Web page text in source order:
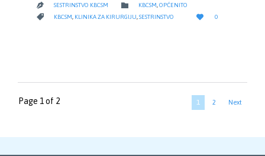
 SESTRINSTVO KBCSM  CATEGORY
KBCSM OPĆENITO
 CATEGORY
KBCSM KLINIKA ZA KIRURGIJU SESTRINSTVO 
LOVE
IT
0
Page 1 of 2 1 2 Next